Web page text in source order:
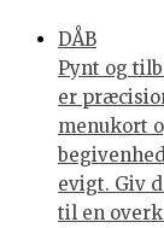
DÅB
Pynt og
er
menukort
evigt. Giv
til en